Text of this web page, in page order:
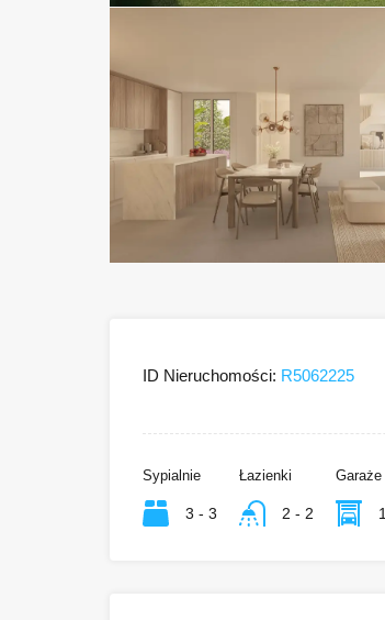
ID Nieruchomości: R5062225
Sypialnie
3 - 3
Łazienki
2 - 2
Garaże
1